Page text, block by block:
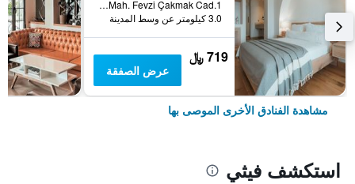
1.Karagözler Mah. Fevzi Çakmak Cad., فيثي, تركيا
3.0 كيلومتر عن وسط المدينة
719 ﷼
عرض الصفقة
مشاهدة الفنادق الأخرى الموصى بها
استكشف فيثي